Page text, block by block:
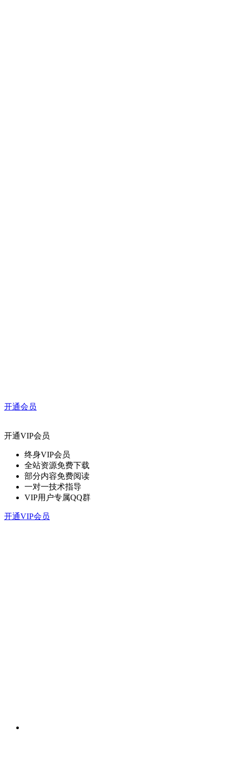
开通会员
开通VIP会员
终身VIP会员
全站资源免费下载
部分内容免费阅读
一对一技术指导
VIP用户专属QQ群
开通VIP会员